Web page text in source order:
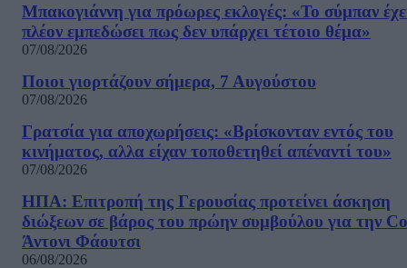
Μπακογιάννη για πρόωρες εκλογές: «Το σύμπαν
πλέον εμπεδώσει πως δεν υπάρχει τέτοιο θέμα»
07/08/2026
Ποιοι γιορτάζουν σήμερα, 7 Αυγούστου
07/08/2026
Γρατσία για αποχωρήσεις: «Bρίσκονταν εντός του
κινήματος, αλλα είχαν τοποθετηθεί απέναντί του»
07/08/2026
ΗΠΑ: Επιτροπή της Γερουσίας προτείνει άσκηση
διώξεων σε βάρος του πρώην συμβούλου για την
Άντονι Φάουτσι
06/08/2026